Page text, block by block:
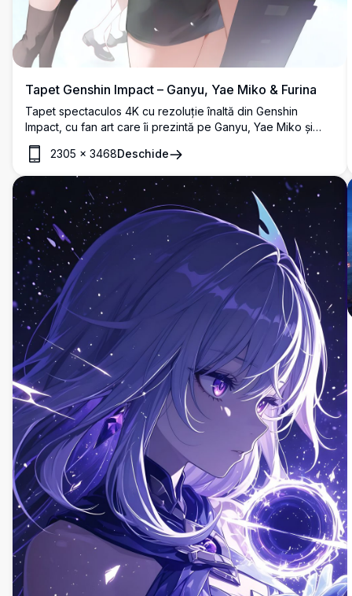
Tapet Genshin Impact – Ganyu, Yae Miko & Furina
Tapet spectaculos 4K cu rezoluție înaltă din Genshin
Impact, cu fan art care îi prezintă pe Ganyu, Yae Miko și
Furina într-un peisaj urban futurist vibrant. Personajele sunt
îmbrăcate în ținute elegante cu poziții dinamice și un stil
artistic anime viu.
2305 × 3468Deschide